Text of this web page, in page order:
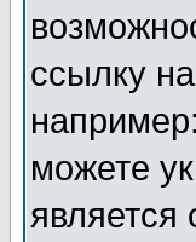
ссылку
можете